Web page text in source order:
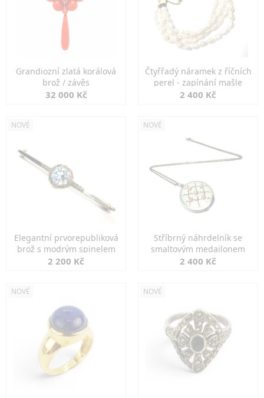
Grandiozní zlatá korálová
brož / závěs
32 000 Kč
Čtyřřadý náramek z říčních
perel - zapínání mašle
2 400 Kč
NOVÉ
Elegantní prvorepubliková
brož s modrým spinelem
2 200 Kč
NOVÉ
Stříbrný náhrdelník se
smaltovým medailonem
2 400 Kč
NOVÉ NOVÉ